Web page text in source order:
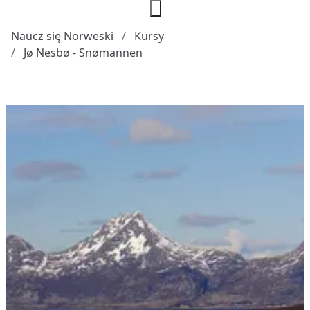
Naucz się Norweski
Kursy
Jø Nesbø - Snømannen